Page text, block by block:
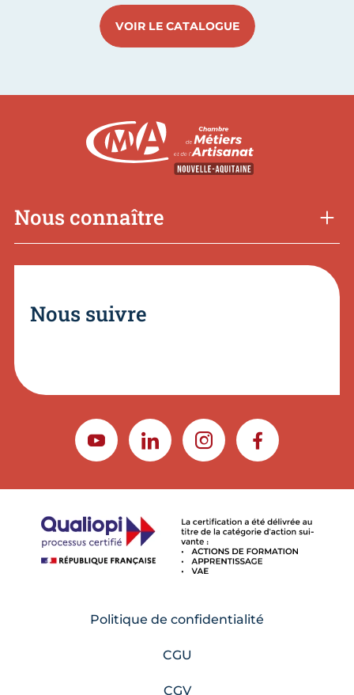
VOIR LE CATALOGUE
Nous connaître
Nous suivre
YOUTUBELINKEDININSTAGRAMFACEBOOK
Politique de confidentialité
CGU
CGV